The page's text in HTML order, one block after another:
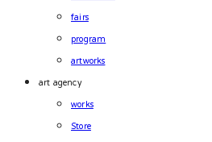
fairs
program
artworks
art agency
works
Store